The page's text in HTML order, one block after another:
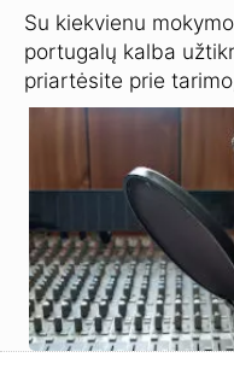
Su kiekvienu
portugalų kalba
priartėsite prie